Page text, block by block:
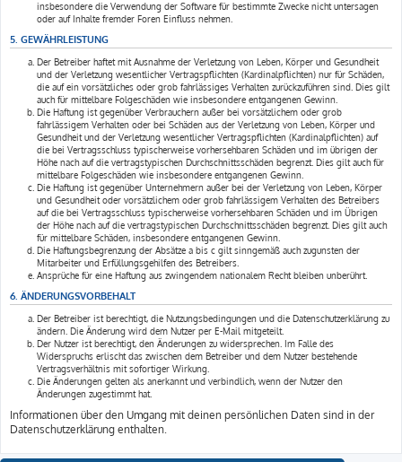
insbesondere die Verwendung der Software für bestimmte Zwecke nicht untersagen
oder auf Inhalte fremder Foren Einfluss nehmen.
5. GEWÄHRLEISTUNG
Der Betreiber haftet mit Ausnahme der Verletzung von Leben, Körper und Gesundheit
und der Verletzung wesentlicher Vertragspflichten (Kardinalpflichten) nur für Schäden,
die auf ein vorsätzliches oder grob fahrlässiges Verhalten zurückzuführen sind. Dies gilt
auch für mittelbare Folgeschäden wie insbesondere entgangenen Gewinn.
Die Haftung ist gegenüber Verbrauchern außer bei vorsätzlichem oder grob
fahrlässigem Verhalten oder bei Schäden aus der Verletzung von Leben, Körper und
Gesundheit und der Verletzung wesentlicher Vertragspflichten (Kardinalpflichten) auf
die bei Vertragsschluss typischerweise vorhersehbaren Schäden und im übrigen der
Höhe nach auf die vertragstypischen Durchschnittsschäden begrenzt. Dies gilt auch für
mittelbare Folgeschäden wie insbesondere entgangenen Gewinn.
Die Haftung ist gegenüber Unternehmern außer bei der Verletzung von Leben, Körper
und Gesundheit oder vorsätzlichem oder grob fahrlässigem Verhalten des Betreibers
auf die bei Vertragsschluss typischerweise vorhersehbaren Schäden und im Übrigen
der Höhe nach auf die vertragstypischen Durchschnittsschäden begrenzt. Dies gilt auch
für mittelbare Schäden, insbesondere entgangenen Gewinn.
Die Haftungsbegrenzung der Absätze a bis c gilt sinngemäß auch zugunsten der
Mitarbeiter und Erfüllungsgehilfen des Betreibers.
Ansprüche für eine Haftung aus zwingendem nationalem Recht bleiben unberührt.
6. ÄNDERUNGSVORBEHALT
Der Betreiber ist berechtigt, die Nutzungsbedingungen und die Datenschutzerklärung zu
ändern. Die Änderung wird dem Nutzer per E-Mail mitgeteilt.
Der Nutzer ist berechtigt, den Änderungen zu widersprechen. Im Falle des
Widerspruchs erlischt das zwischen dem Betreiber und dem Nutzer bestehende
Vertragsverhältnis mit sofortiger Wirkung.
Die Änderungen gelten als anerkannt und verbindlich, wenn der Nutzer den
Änderungen zugestimmt hat.
Informationen über den Umgang mit deinen persönlichen Daten sind in der
Datenschutzerklärung enthalten.